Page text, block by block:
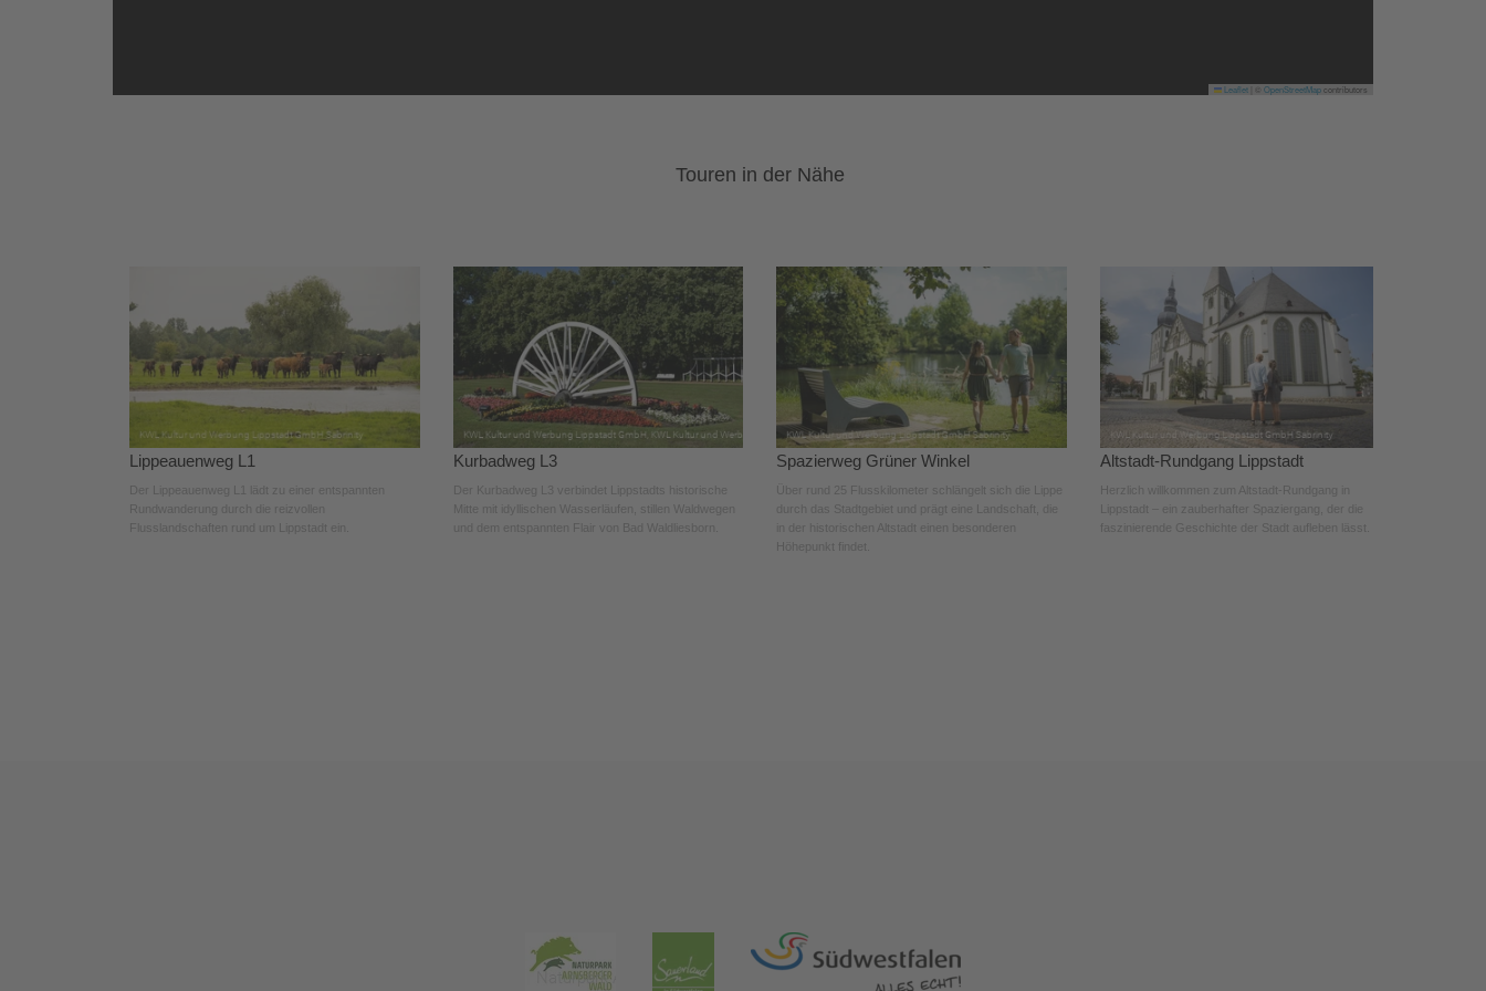
Leaflet OpenStreetMapcontributors
Touren in der Nähe
Lippeauenweg L1
Der Lippeauenweg L1 lädt zu einer entspannten
Rundwanderung durch die reizvollen
Flusslandschaften rund um Lippstadt ein.
Kurbadweg L3
Der Kurbadweg L3 verbindet Lippstadts historische
Mitte mit idyllischen Wasserläufen, stillen Waldwegen
und dem entspannten Flair von Bad Waldliesborn.
Spazierweg Grüner Winkel
Über rund 25 Flusskilometer schlängelt sich die Lippe
durch das Stadtgebiet und prägt eine Landschaft, die
in der historischen Altstadt einen besonderen
Höhepunkt findet.
Altstadt-Rundgang Lippstadt
Herzlich willkommen zum Altstadt-Rundgang in
Lippstadt – ein zauberhafter Spaziergang, der die
faszinierende Geschichte der Stadt aufleben lässt.